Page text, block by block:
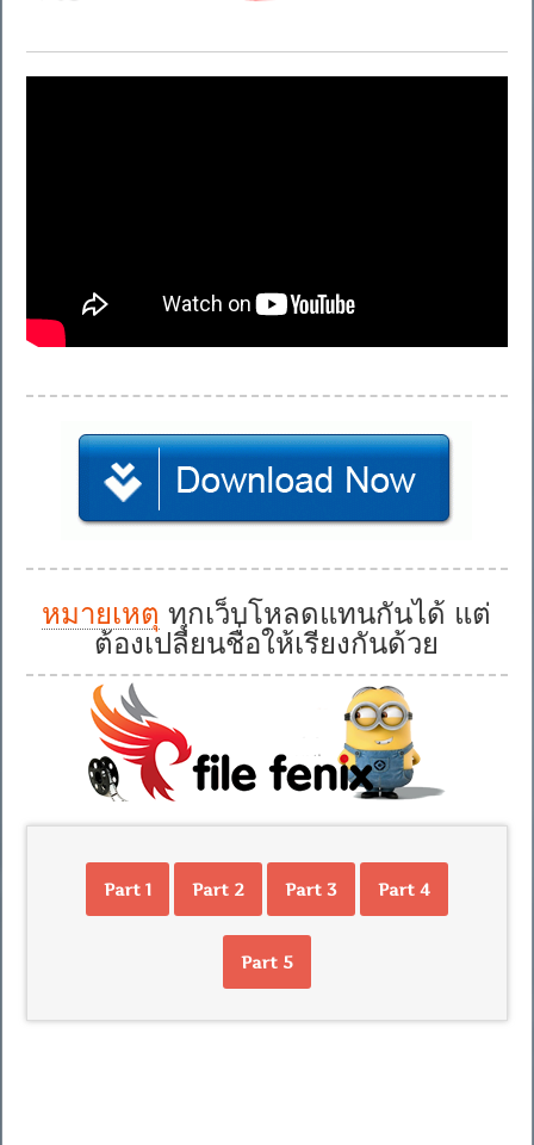
หมายเหตุ ทุกเว็บโหลดแทนกันได้ แต่
ต้องเปลี่ยนชื่อให้เรียงกันด้วย
Part 1 Part 2 Part 3 Part 4
Part 5